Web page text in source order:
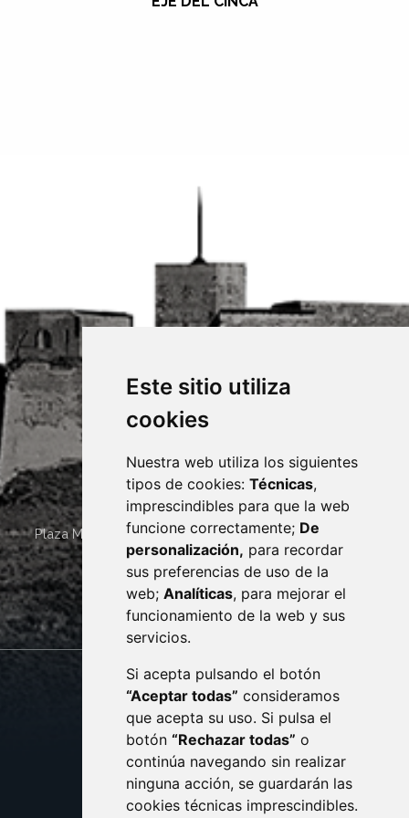
Este sitio utiliza
cookies
Nuestra web utiliza los siguientes
tipos de cookies: Técnicas,
imprescindibles para que la web
funcione correctamente; De
personalización, para recordar
sus preferencias de uso de la
web; Analíticas, para mejorar el
funcionamiento de la web y sus
servicios.
Si acepta pulsando el botón
“Aceptar todas” consideramos
que acepta su uso. Si pulsa el
botón “Rechazar todas” o
continúa navegando sin realizar
ninguna acción, se guardarán las
cookies técnicas imprescindibles.
Plaza Mayor 4 22400 MONZÓN - ARAGÓN (ESPAÑA)
· (34) 974 400 700 ·
sac@monzon.es
monzon.es
CONTACTO
AVISO LEGAL
PROTECCIÓN DE DATOS
POLÍTICA DE COOKIES
ACCESIBILIDAD
ENLACE EXTERNO AL